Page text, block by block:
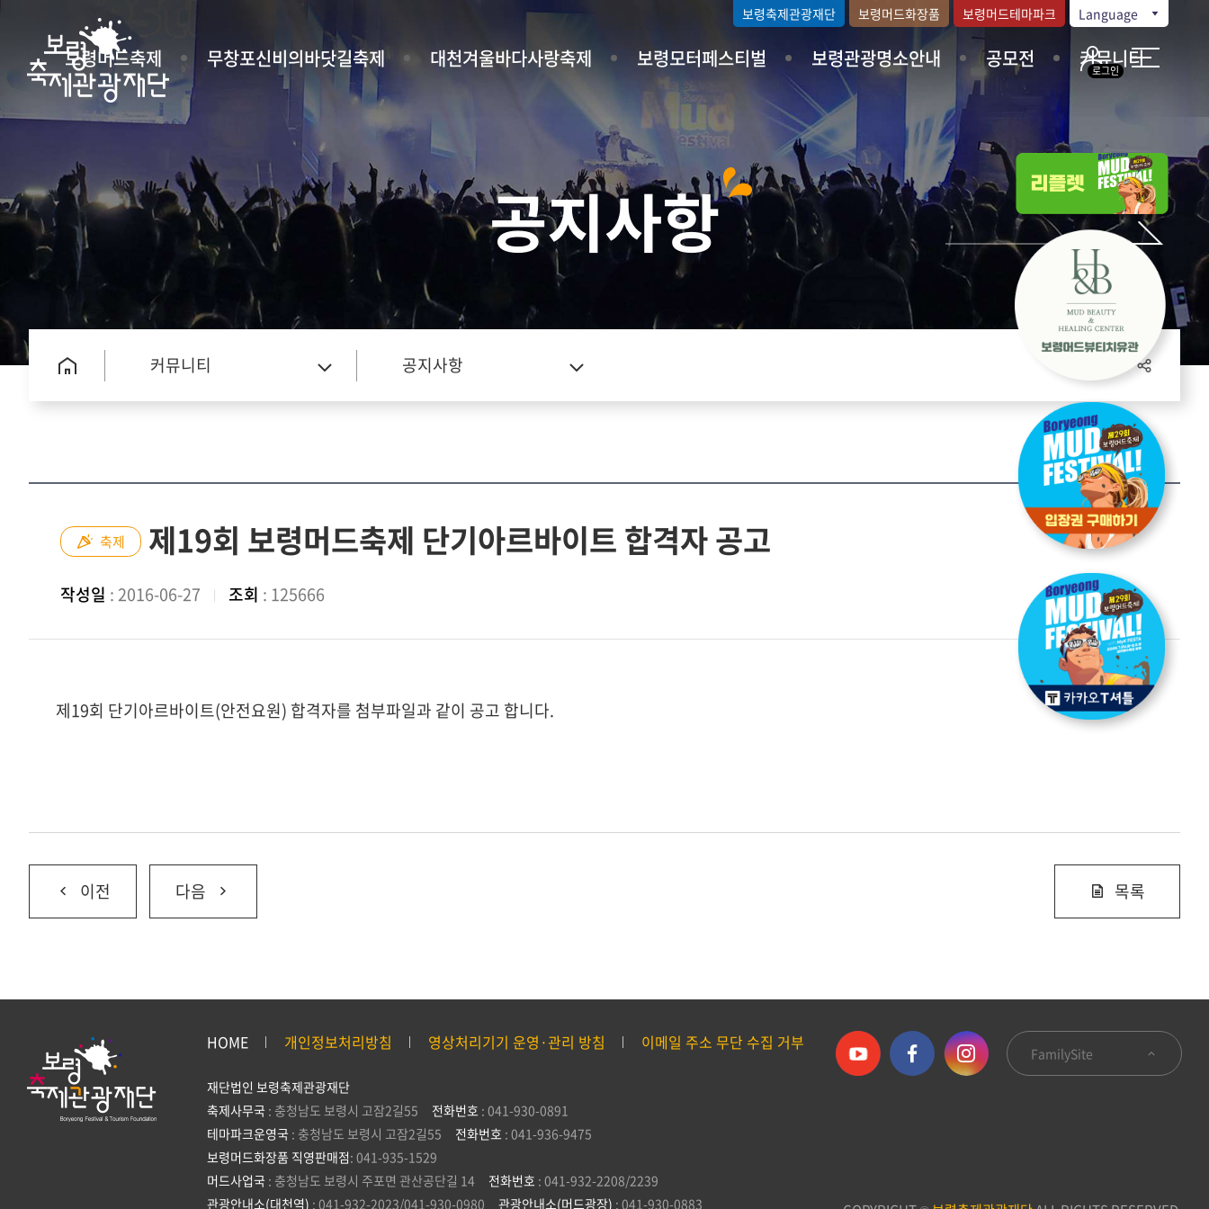
보령머드축제 무창포신비의바닷길축제 대천겨울바다사랑축제 보령모터페스티벌 보령관광명소안내 공모전 커뮤니티
보령축제관광재단 보령머드화장품 보령머드테마파크 Language
로그인
공지사항
커뮤니티 공지사항
축제 제19회 보령머드축제 단기아르바이트 합격자 공고
작성일 : 2016-06-27 조회 : 125666
제19회 단기아르바이트(안전요원) 합격자를 첨부파일과 같이 공고 합니다.
이전 다음 목록
HOME 개인정보처리방침 영상처리기기 운영·관리 방침 이메일 주소 무단 수집 거부
재단법인 보령축제관광재단
축제사무국 : 충청남도 보령시 고잠2길55 전화번호 : 041-930-0891
테마파크운영국 : 충청남도 보령시 고잠2길55 전화번호 : 041-936-9475
보령머드화장품 직영판매점: 041-935-1529
머드사업국 : 충청남도 보령시 주포면 관산공단길 14 전화번호 : 041-932-2208/2239
관광안내소(대천역) : 041-932-2023/041-930-0980 관광안내소(머드광장) : 041-930-0883
FamilySite